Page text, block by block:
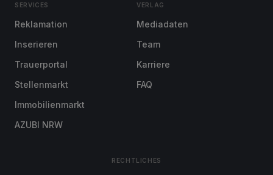
SERVICES
Reklamation
Inserieren
Trauerportal
Stellenmarkt
Immobilienmarkt
AZUBI NRW
VERLAG
Mediadaten
Team
Karriere
FAQ
RECHTLICHES